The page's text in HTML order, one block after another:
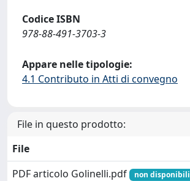
Codice ISBN
978-88-491-3703-3
Appare nelle tipologie:
4.1 Contributo in Atti di convegno
File in questo prodotto:
File
PDF articolo Golinelli.pdf
non disponibili